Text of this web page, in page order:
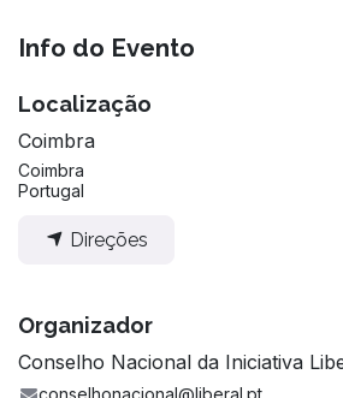
Info do Evento
Localização
Coimbra
Coimbra
Portugal
Direções
Organizador
Conselho Nacional da Iniciativa
conselhonacional@liberal.pt